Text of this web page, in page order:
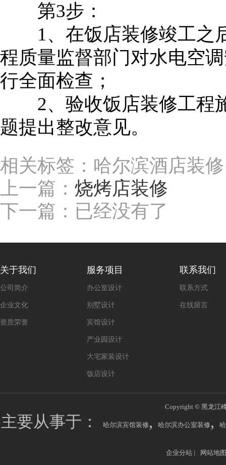
第3步：
1、在饭店装修竣工之后
程质量监督部门对水电空
行全面检查；
2、验收饭店装修工程施
题提出整改意见。
相关标签：哈尔滨酒店装
上一篇： 烧烤店装修
下一篇：已经没有了
关于我们
公司简介
企业文化
资质荣誉
服务项目
办公室设计
别墅设计
宾馆设计
产业园设计
大宅家装设计
饭店设计
联系我们
联系方式
在线留言
Copyright © 黑龙江
主要从事于： 哈尔滨宾馆装修 , 哈尔滨办公室装修 ,
企业分站| 网站地图